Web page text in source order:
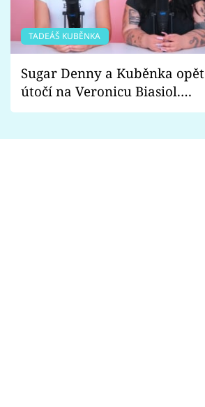
TADEÁŠ KUBĚNKA
Sugar Denny a Kuběnka opět
útočí na Veronicu Biasiol.
Proč je podle nich falešná a